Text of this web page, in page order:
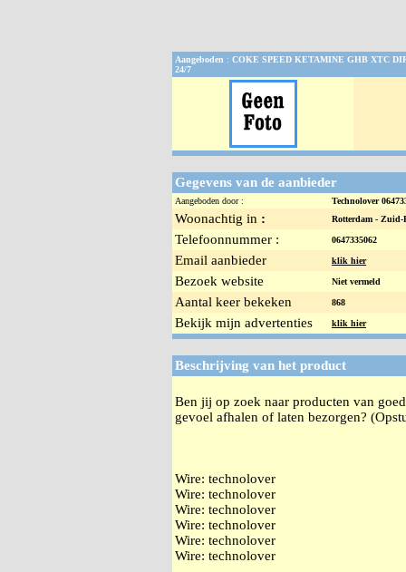
Aangeboden : COKE SPEED KETAMINE GHB XTC
24/7
Gegevens van de aanbieder
Aangeboden door : Technolover
Woonachtig in : Rotterdam - Zuid-
Telefoonnummer : 0647335062
Email aanbieder klik hier
Bezoek website Niet vermeld
Aantal keer bekeken 868
Bekijk mijn advertenties klik hier
Beschrijving van het product
Ben jij op zoek naar producten van
gevoel afhalen of laten bezorgen?
Wire: technolover
Wire: technolover
Wire: technolover
Wire: technolover
Wire: technolover
Wire: technolover